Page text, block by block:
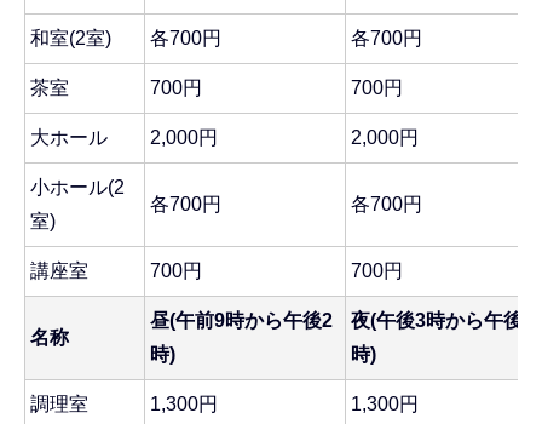
和室(2室) 各700円 各700円
茶室 700円 700円
大ホール 2,000円 2,000円
小ホール(2
室)
各700円 各700円
講座室 700円 700円
名称
昼(午前9時から午後2
時)
夜(午後3時から午後8
時)
調理室 1,300円 1,300円